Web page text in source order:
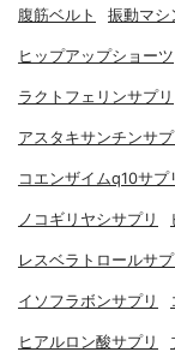
腹筋ベルト 振動マシ
ヒップアップショーツ
ラクトフェリンサプリ
アスタキサンチンサプ
コエンザイムq10サプ
ノコギリヤシサプリ
レスベラトロールサ
イソフラボンサプリ
ヒアルロン酸サプリ